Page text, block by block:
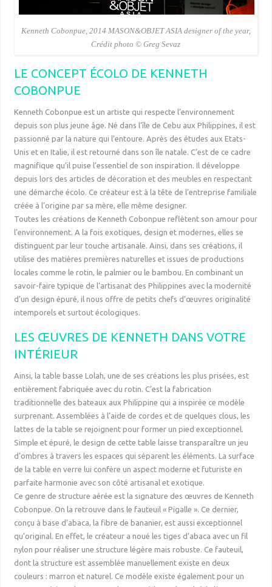
Kenneth Cobonpue, 2014 MASON&OBJET ASIA designer of the year,
Crédit photo © Greg Sevaz
LE CONCEPT ÉCOLO DE KENNETH
COBONPUE
Kenneth Cobonpue est un artiste qui respecte l’environnement
depuis son plus jeune âge. Né dans l’île de Cebu aux Philippines, il est
passionné par la nature qui l’entoure. Après des études aux Etats-
Unis et en Italie, il est retourné dans son île natale. C’est de ce cadre
magnifique qu’il puise l’essentiel de son inspiration. Il développe
depuis lors des articles de décoration et des meubles en respectant
une démarche écolo. Ce créateur est à la tête de l’entreprise familiale
créée à l’origine par sa mère, elle même designer.
Toutes les créations de Kenneth Cobonpue reflètent son amour pour
l’environnement. A la fois exotiques, design et modernes, elles se
distinguent par leur touche artisanale. Ainsi, dans ses créations, il
utilise des matières premières naturelles et issues de productions
locales comme le rotin, le palmier ou le bambou. En combinant un
savoir-faire typique de l’artisanat des Philippines avec la modernité
d’un design épuré, il nous offre de petits chefs d’œuvres originalité
intemporels et surtout écologiques.
LES ŒUVRES DE KENNETH DANS VOTRE
INTÉRIEUR
Ainsi, la table basse Lolah, une de ses créations les plus prisées, est
entièrement fabriquée avec du rotin. C’est la fabrication
traditionnelle des bateaux aux Philippine qui a inspirée ce modèle
surprenant. Assemblées à l’aide de cordes et de quelques clous, les
lattes de la table se rejoignent pour former un pied exceptionnel.
Simple et épuré, le design de cette table laisse transparaître un jeu
d’ombres à travers les espaces qui séparent les éléments. La surface
de la table en verre lui confère un aspect moderne et futuriste en
parfaite harmonie avec son côté artisanal et exotique.
Ce genre de structure aérée est la signature des œuvres de Kenneth
Cobonpue. On la retrouve dans le fauteuil « Pigalle ». Ce dernier,
conçu à base d’abaca, la fibre de bananier, est aussi exceptionnel
qu’original. En effet, le créateur a noué les tiges d’abaca avec un fil
nylon pour réaliser une structure légère mais robuste. Ce fauteuil,
dont la structure est assemblée manuellement existe en deux
couleurs : marron et naturel. Ce modèle existe également pour un